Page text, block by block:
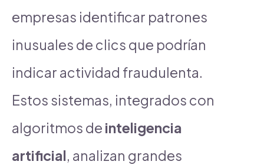
empresas identificar patrones
inusuales de clics que podrían
indicar actividad fraudulenta.
Estos sistemas, integrados con
algoritmos de inteligencia
artificial, analizan grandes